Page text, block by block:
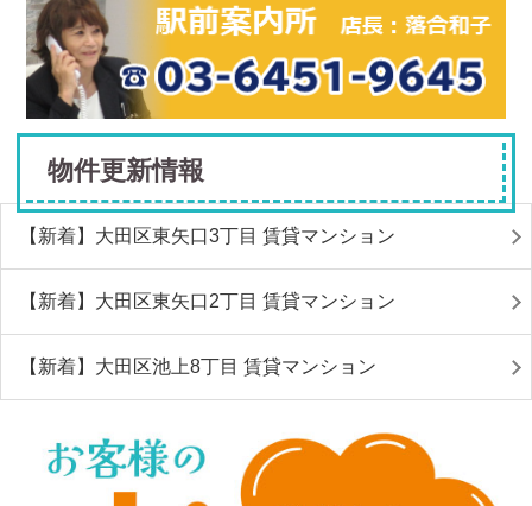
物件更新情報
【新着】大田区東矢口3丁目 賃貸マンション
【新着】大田区東矢口2丁目 賃貸マンション
【新着】大田区池上8丁目 賃貸マンション